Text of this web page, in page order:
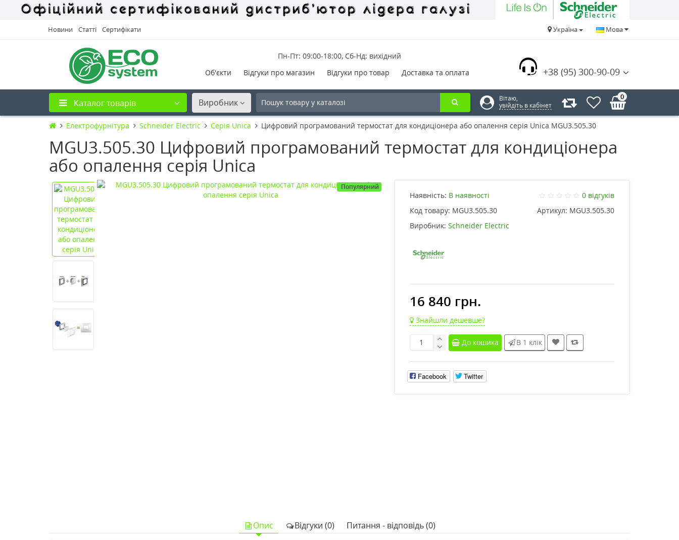
Новини Статті Сертифікати Мова
Україна
+38 (95) 300-90-09
Пн-Пт: 09:00-18:00, Сб-Нд: вихідний
Об'єкти
Відгуки про магазин Відгуки про товар Доставка та оплата
Каталог товарів Виробник
Вітаю,
увійдіть в кабінет
0
Електрофурнітура Schneider Electric Cерія Unica Цифровий програмований термостат для кондиціонера або опалення серія Unica MGU3.505.30
MGU3.505.30 Цифровий програмований термостат для кондиціонера
або опалення серія Unica
Популярний
Наявність: В наявності
0 відгуків
Код товару: MGU3.505.30 Артикул: MGU3.505.30
Виробник: Schneider Electric
16 840 грн.
Знайшли дешевше?
До кошика В 1 клік
Facebook Twitter
Опис Відгуки (0) Питання - відповідь (0)